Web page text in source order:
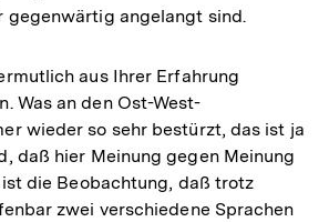
gegenwärtig angelangt sind.
aus Ihrer Erfahrung
Was an den Ost-West-
wieder so sehr bestürzt, das ist ja
daß hier Meinung gegen Meinung
die Beobachtung, daß trotz
zwei verschiedene Sprachen